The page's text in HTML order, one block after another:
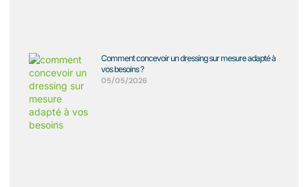
Comment concevoir un dressing sur mesure adapté à
vos besoins ?
05/05/2026